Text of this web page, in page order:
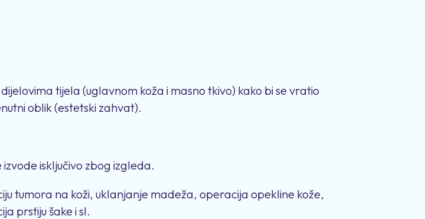
tijela (uglavnom koža i masno tkivo) kako bi se vratio
oblik (estetski zahvat).
isključivo zbog izgleda.
tumora na koži, uklanjanje madeža, operacija opekline kože,
prstiju šake i sl.